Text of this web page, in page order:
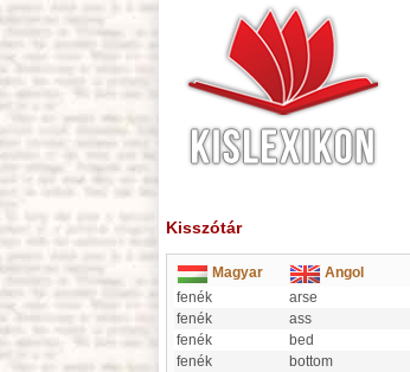
Kisszótár
Magyar
Angol
fenék
arse
fenék
ass
fenék
bed
fenék
bottom